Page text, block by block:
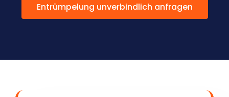
Entrümpelung unverbindlich anfragen